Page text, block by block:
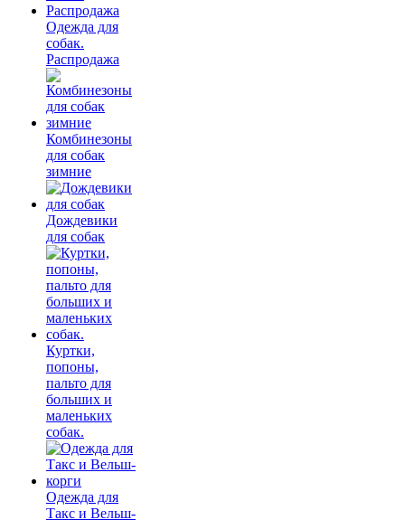
Одежда для
собак.
Распродажа
Комбинезоны
для собак
зимние
Дождевики
для собак
Куртки,
попоны,
пальто для
больших и
маленьких
собак.
Одежда для
Такс и Вельш-